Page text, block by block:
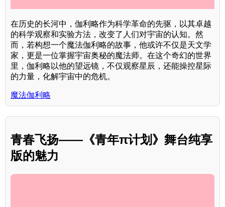
在历史的长河中，伽利略作为科学革命的先驱，以其卓越
的科学观察和实验方法，改变了人们对宇宙的认知。然
而，若构想一个魔法伽利略的故事，他或许不仅是天文学
家，更是一位掌握宇宙奥秘的魔法师。在这个奇幻的世界
里，伽利略以他的望远镜，不仅观察星辰，还能操控星际
的力量，化解宇宙中的危机。
魔法伽利略
青春飞扬——《青年π计划》舞台纯享
版的魅力